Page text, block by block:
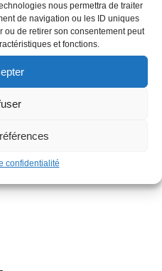
nous permettra de traiter
de navigation ou les ID uniques
ou de retirer son consentement peut
et fonctions.
confidentialité